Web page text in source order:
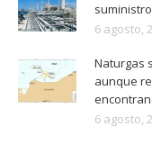
6 agosto,
Naturgas
aunque
6 agosto,